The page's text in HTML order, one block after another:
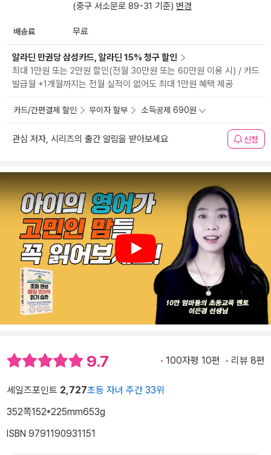
(중구 서소문로 89-31 기준) 변경
배송료 무료
알라딘 만권당 삼성카드, 알라딘 15% 청구 할인
최대 1만원 또는 2만원 할인(전월 30만원 또는 60만원 이용 시) / 카드
발급월 +1개월까지는 전월 실적이 없어도 최대 1만원 혜택 제공
카드/간편결제 할인 무이자 할부 소득공제 690원
관심 저자, 시리즈의 출간 알림을 받아보세요 신청
Play
9.7 100자평 10편 리뷰 8편
세일즈포인트 2,727초등 자녀 주간 33위
352쪽152*225mm653g
ISBN 9791190931151